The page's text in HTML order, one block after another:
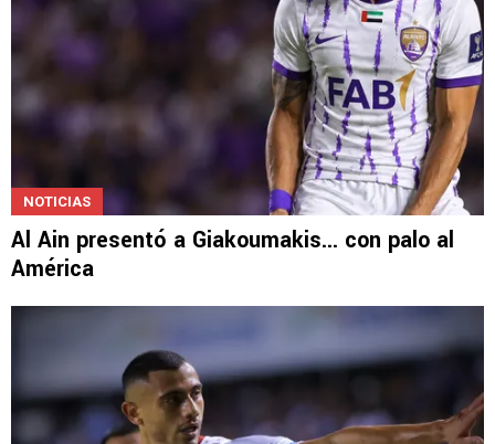
NOTICIAS
Al Ain presentó a Giakoumakis... con palo al
América